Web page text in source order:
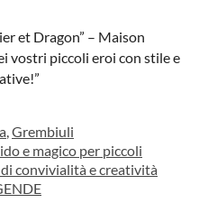
et Dragon” – Maison
vostri piccoli eroi con stile e
,Grembiuli
e magico per piccoli
convivialità e creatività